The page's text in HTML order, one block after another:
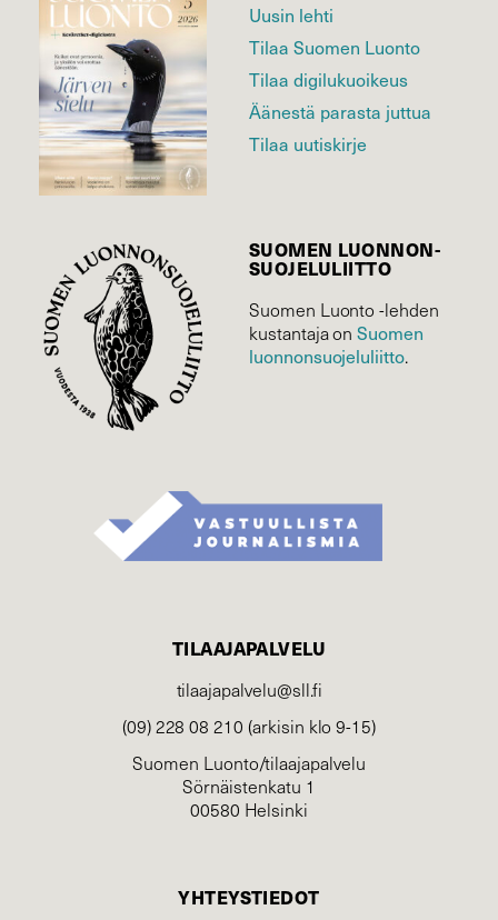
Uusin lehti
Tilaa Suomen Luonto
Tilaa digilukuoikeus
Äänestä parasta juttua
Tilaa uutiskirje
SUOMEN LUONNON­
SUOJELU­LIITTO
Suomen Luonto -lehden
kustantaja onSuomen
luonnonsuojelu­liitto.
TILAAJAPALVELU
tilaajapalvelu@sll.fi
(09) 228 08 210 (arkisin klo 9-15)
Suomen Luonto/tilaajapalvelu
Sörnäistenkatu 1
00580 Helsinki
YHTEYSTIEDOT